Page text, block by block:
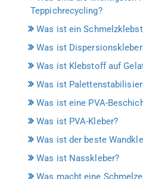
Teppichrecycling?
Was ist ein
Was ist
Was ist Klebstoff auf
Was ist
Was ist eine PVA-
Was ist PVA-Kleber?
Was ist der beste
Was ist Nasskleber?
Was macht eine